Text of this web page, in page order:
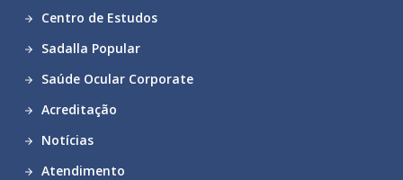
Centro de Estudos
Sadalla Popular
Saúde Ocular Corporate
Acreditação
Notícias
Atendimento